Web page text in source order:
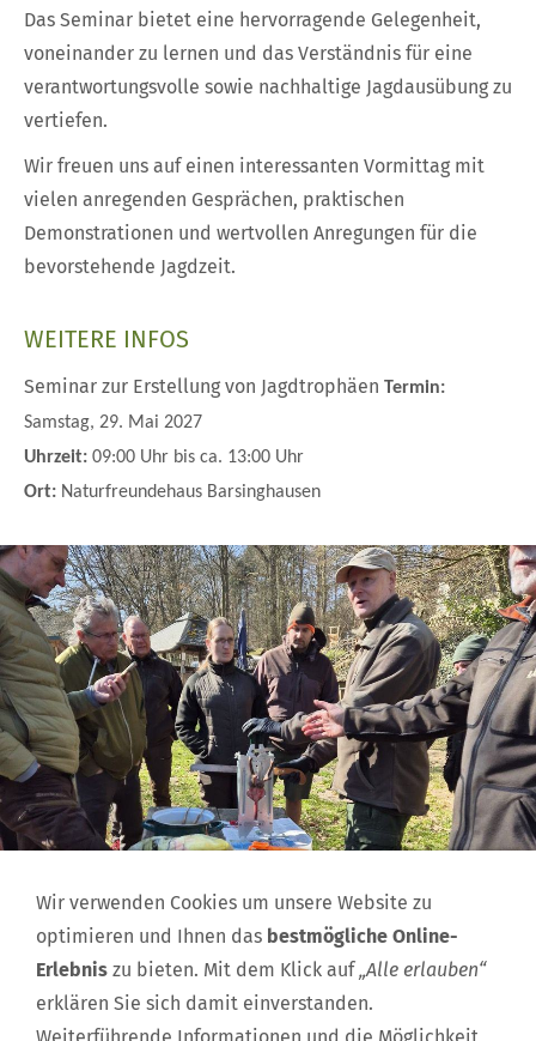
Das Seminar bietet eine hervorragende Gelegenheit,
voneinander zu lernen und das Verständnis für eine
verantwortungsvolle sowie nachhaltige Jagdausübung zu
vertiefen.
Wir freuen uns auf einen interessanten Vormittag mit
vielen anregenden Gesprächen, praktischen
Demonstrationen und wertvollen Anregungen für die
bevorstehende Jagdzeit.
WEITERE INFOS
Seminar zur Erstellung von Jagdtrophäen Termin:
Samstag, 29. Mai 2027
Uhrzeit: 09:00 Uhr bis ca. 13:00 Uhr
Ort: Naturfreundehaus Barsinghausen
Wir verwenden Cookies um unsere Website zu
optimieren und Ihnen das bestmögliche Online-
Erlebnis zu bieten. Mit dem Klick auf„Alle erlauben“
erklären Sie sich damit einverstanden.